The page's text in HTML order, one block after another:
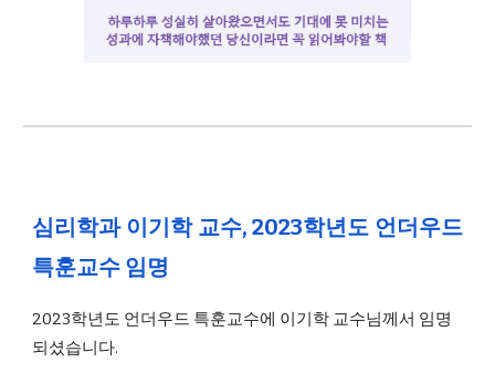
심리학과 이기학 교수, 2023학년도 언더우드
특훈교수 임명
2023학년도 언더우드 특훈교수에 이기학 교수님께서 임명
되셨습니다.